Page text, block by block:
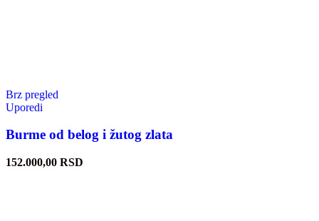
Brz pregled
Uporedi
Burme od belog i žutog zlata
152.000,00 RSD